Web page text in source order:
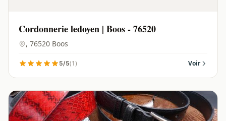
Cordonnerie ledoyen | Boos - 76520
, 76520 Boos
5/5(1) Voir